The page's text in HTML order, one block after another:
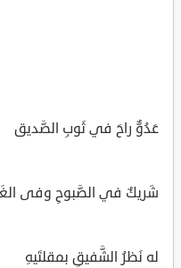
عَدُوٌّ راحَ في ثَوبِ الصَّديق
شَريكٌ في الصَّبوحِ وفى
له نَظرُ الشَّفيقِ بمقلتَيهِ